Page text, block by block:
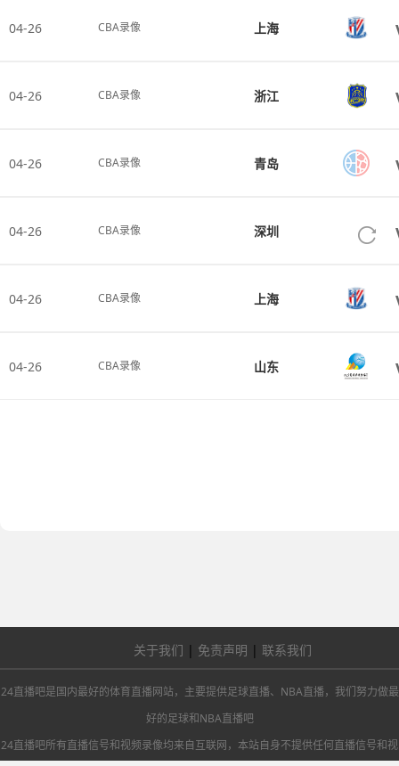
04-26 CBA录像 上海
04-26 CBA录像 浙江
04-26 CBA录像 青岛
04-26 CBA录像 深圳
04-26 CBA录像 上海
04-26 CBA录像 山东
关于我们 | 免责声明 | 联系我们
24直播吧是国内最好的体育直播网站，主要提供足球直播、NBA直播，我们努力做最
好的足球和NBA直播吧
24直播吧所有直播信号和视频录像均来自互联网，本站自身不提供任何直播信号和视